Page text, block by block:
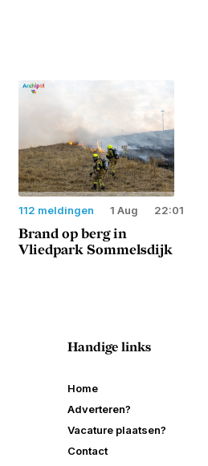
112 meldingen 1 Aug 22:01
Brand op berg in
Vliedpark Sommelsdijk
Handige links
Home
Adverteren?
Vacature plaatsen?
Contact